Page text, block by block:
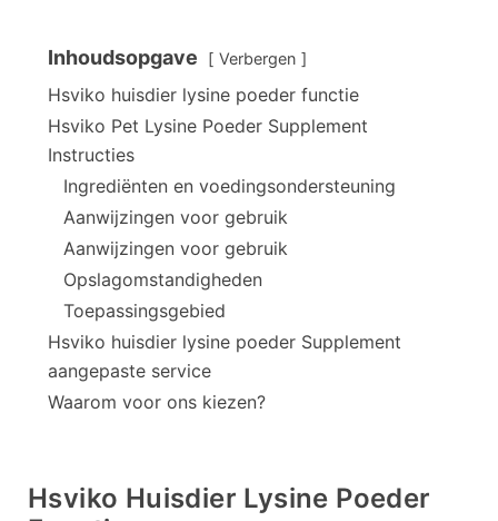
Inhoudsopgave Verbergen
Hsviko huisdier lysine poeder functie
Hsviko Pet Lysine Poeder Supplement
Instructies
Ingrediënten en voedingsondersteuning
Aanwijzingen voor gebruik
Aanwijzingen voor gebruik
Opslagomstandigheden
Toepassingsgebied
Hsviko huisdier lysine poeder Supplement
aangepaste service
Waarom voor ons kiezen?
Hsviko Huisdier Lysine Poeder